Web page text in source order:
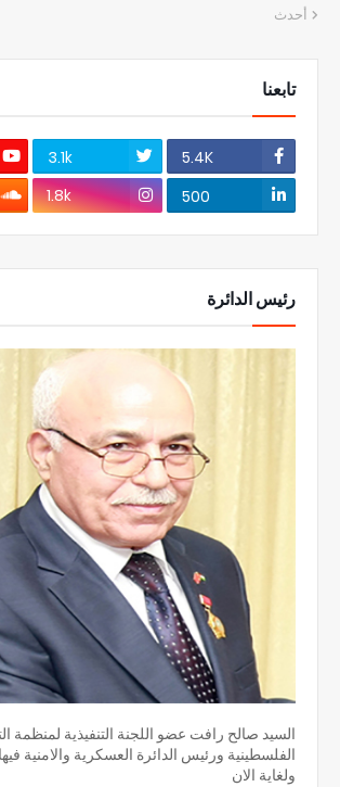
أحدث
تابعنا
5.4K
3.1k
500
1.8k
رئيس الدائرة
السيد صالح رافت عضو اللجنة التنفيذية لمنظمة
ولغاية الان